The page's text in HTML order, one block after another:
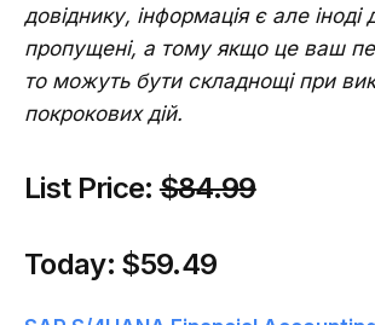
довіднику, інформація є але іноді
пропущені, а тому якщо це ваш
то можуть бути складнощі при
покрокових дій.
List Price:$84.99
Today: $59.49